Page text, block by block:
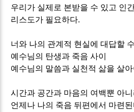
우리가 실제로 본받을 수 있고 인
리스도가 필요하다.
너와 나의 관계적 현실에 대답할
예수님의 탄생과 죽음 사이
예수님의 말씀과 실천적 삶을 살
시간과 공간과 마음의 여백뿐 아
언제나 나의 죽음 뒤편에서 마련